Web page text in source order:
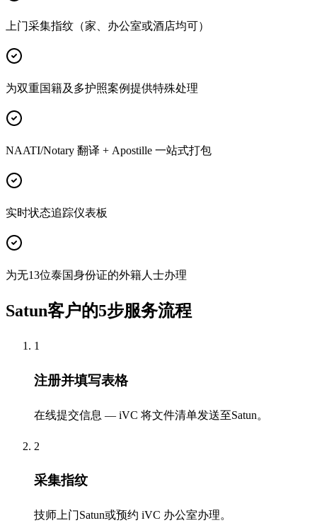
上门采集指纹（家、办公室或酒店均可）
为双重国籍及多护照案例提供特殊处理
NAATI/Notary 翻译 + Apostille 一站式打包
实时状态追踪仪表板
为无13位泰国身份证的外籍人士办理
Satun客户的5步服务流程
1
注册并填写表格
在线提交信息 — iVC 将文件清单发送至Satun。
2
采集指纹
技师上门Satun或预约 iVC 办公室办理。